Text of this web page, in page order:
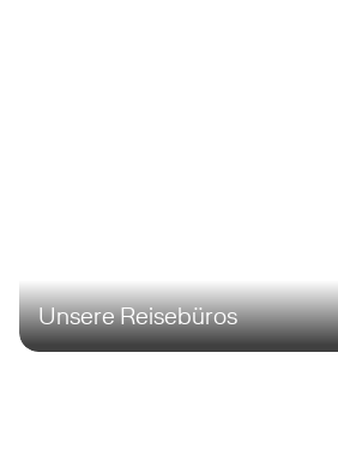
Unsere Reisebüros